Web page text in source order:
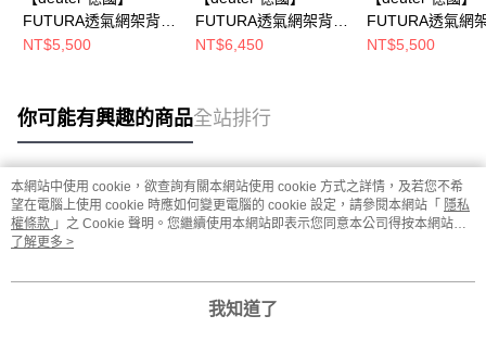
FUTURA透氣網架背
包/健行包
性網架)
NT$5,500
FUTURA透氣網架背
包/健行包
氣彈性網架)
NT$6,450
FUTURA透氣網
包/健行包
NT$5,500
你可能有興趣的商品全站排行
熱門標籤
本網站中使用 cookie，欲查詢有關本網站使用 cookie 方式之詳情，及若您不希
望在電腦上使用 cookie 時應如何變更電腦的 cookie 設定，請參閱本網站「 隱私
權條款 」之 Cookie 聲明。您繼續使用本網站即表示您同意本公司得按本網站使
用條款之 Cookie 聲明使用 cookie。
了解更多 >
我知道了